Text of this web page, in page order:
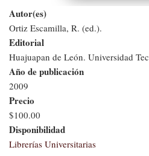
Autor(es)
Ortiz Escamilla, R. (ed.).
Editorial
Huajuapan de León. Universidad
Año de publicación
2009
Precio
$100.00
Disponibilidad
Librerías Universitarias